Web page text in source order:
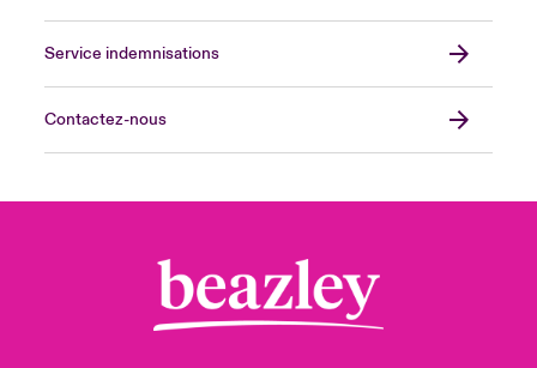
Service indemnisations
Contactez-nous